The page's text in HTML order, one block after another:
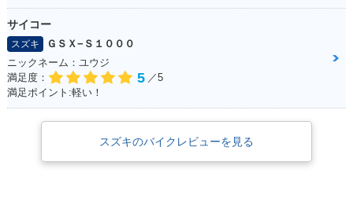
サイコー
スズキ
ＧＳＸ−Ｓ１０００
ニックネーム：ユウジ
満足度：
5 ／5
満足ポイント:軽い！
スズキのバイクレビューを見る